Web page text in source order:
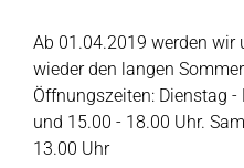
Ab 01.04.2019 werden wir
wieder den langen
Öffnungszeiten: Dienstag
und 15.00 - 18.00
13.00 Uhr